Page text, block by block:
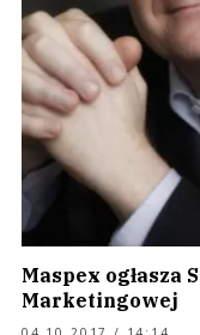
Maspex ogłasza
Marketingowej